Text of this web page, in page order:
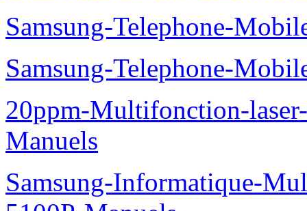
Samsung-Telephone-
Samsung-Telephone-
20ppm-Multifonction-
Manuels
Samsung-Informatique-